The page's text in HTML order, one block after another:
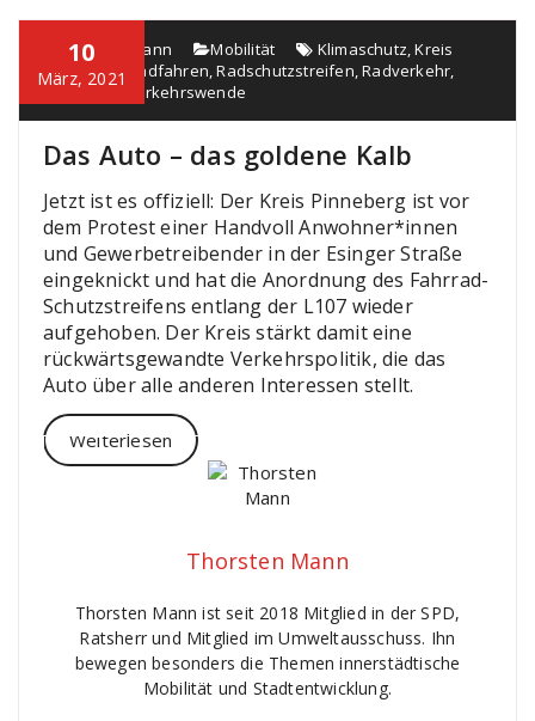
10
März, 2021
Thorsten Mann Mobilität Klimaschutz,Kreis
Pinneberg, Radfahren,Radschutzstreifen,Radverkehr,
Sicherheit
Verkehrswende
Das Auto – das goldene Kalb
Jetzt ist es offiziell: Der Kreis Pinneberg ist vor
dem Protest einer Handvoll Anwohner*innen
und Gewerbetreibender in der Esinger Straße
eingeknickt und hat die Anordnung des Fahrrad-
Schutzstreifens entlang der L107 wieder
aufgehoben. Der Kreis stärkt damit eine
rückwärtsgewandte Verkehrspolitik, die das
Auto über alle anderen Interessen stellt.
Weiterlesen
Thorsten Mann
Thorsten Mann ist seit 2018 Mitglied in der SPD,
Ratsherr und Mitglied im Umweltausschuss. Ihn
bewegen besonders die Themen innerstädtische
Mobilität und Stadtentwicklung.